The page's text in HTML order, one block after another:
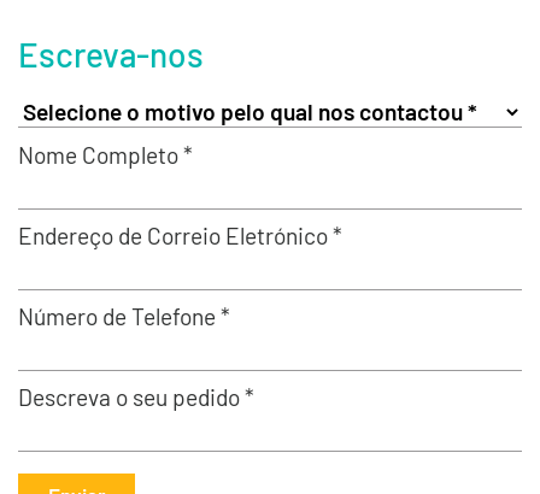
Escreva-nos
Nome Completo *
Endereço de Correio Eletrónico *
Número de Telefone *
Descreva o seu pedido *